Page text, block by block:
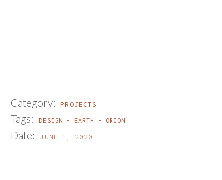
Category: PROJECTS
Tags: DESIGN EARTH ORION
Date: JUNE 1, 2020